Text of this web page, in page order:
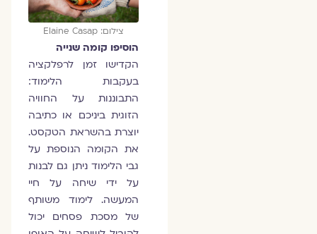
צילום: Elaine Casap
הוסיפו קומה שנייה
הקדישו זמן לרפלקציה
בעקבות הלימוד:
התבוננות על החוויה
הזוגית ביניכם או כתיבה
יוצרת בהשראת הטקסט.
את הקומה הנוספת על
גבי הלימוד ניתן גם לבנות
על ידי שיחה על חיי
המעשה. לימוד משותף
של מסכת פסחים יכול